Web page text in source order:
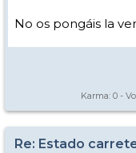
No os pongáis la
Karma: 0 -
Re: Estado